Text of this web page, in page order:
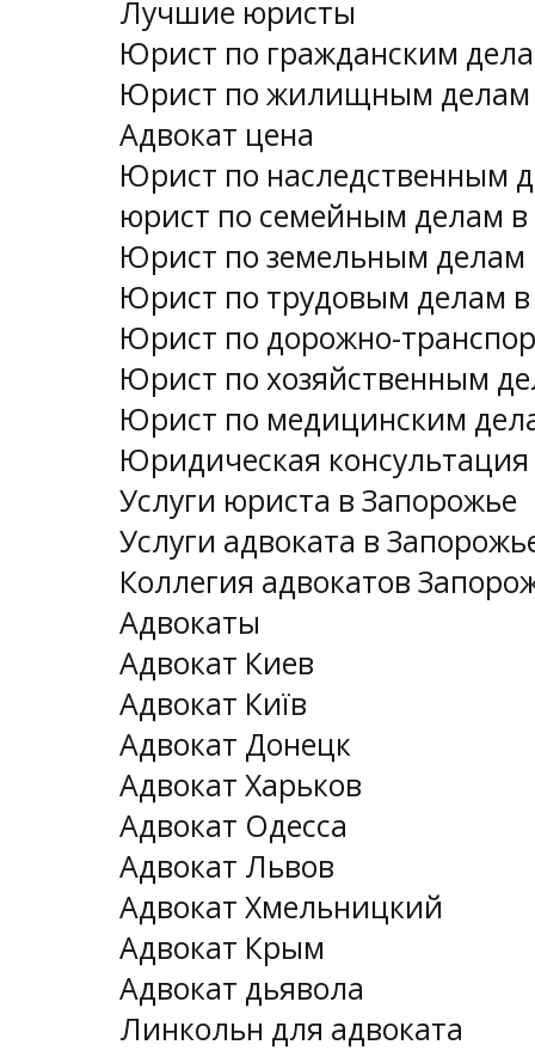
Лучшие юристы
Юрист по гражданским
Юрист по жилищным делам
Адвокат цена
Юрист по наследственным
юрист по семейным делам
Юрист по земельным делам
Юрист по трудовым делам
Юрист по дорожно-
Юрист по хозяйственным
Юрист по медицинским
Юридическая
Услуги юриста в Запорожье
Услуги адвоката в
Коллегия адвокатов
Адвокаты
Адвокат Киев
Адвокат Київ
Адвокат Донецк
Адвокат Харьков
Адвокат Одесса
Адвокат Львов
Адвокат Хмельницкий
Адвокат Крым
Адвокат дьявола
Линкольн для адвоката